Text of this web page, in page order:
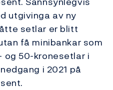
utgivinga av ny
setlar er blitt
få minibankar som
og 50-kronesetlar i
i 2021 på